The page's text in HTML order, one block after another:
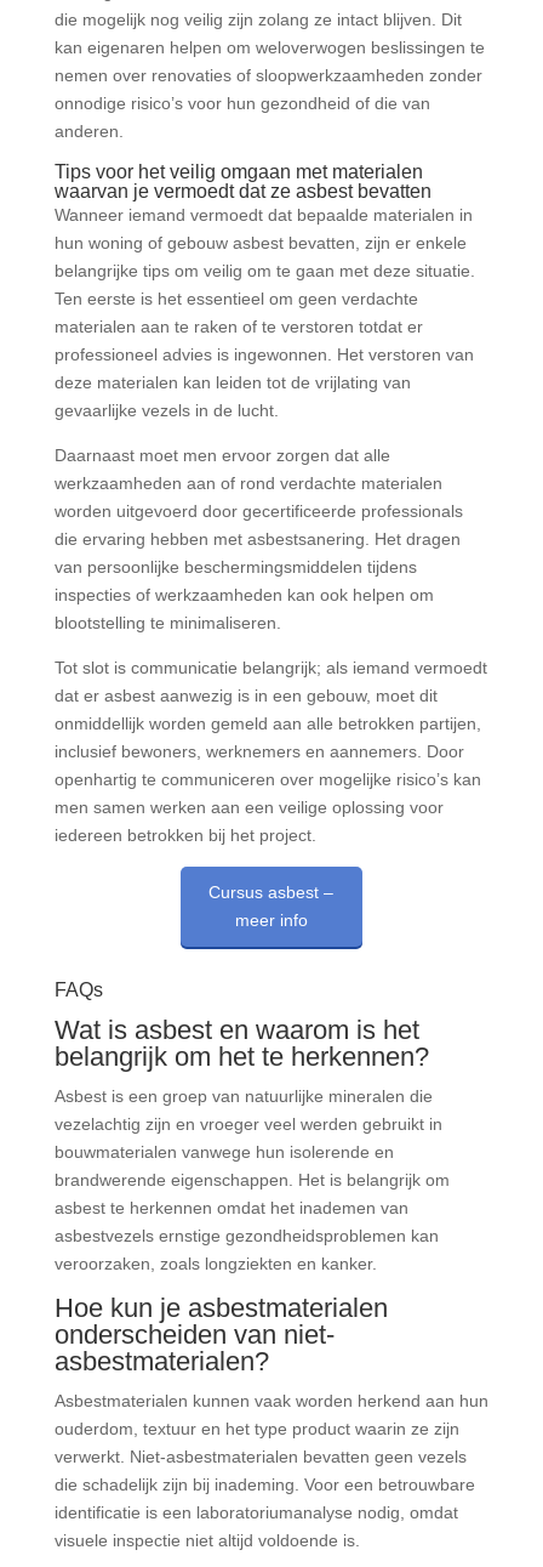
die mogelijk nog veilig zijn zolang ze intact blijven. Dit
kan eigenaren helpen om weloverwogen beslissingen te
nemen over renovaties of sloopwerkzaamheden zonder
onnodige risico’s voor hun gezondheid of die van
anderen.
Tips voor het veilig omgaan met materialen
waarvan je vermoedt dat ze asbest bevatten
Wanneer iemand vermoedt dat bepaalde materialen in
hun woning of gebouw asbest bevatten, zijn er enkele
belangrijke tips om veilig om te gaan met deze situatie.
Ten eerste is het essentieel om geen verdachte
materialen aan te raken of te verstoren totdat er
professioneel advies is ingewonnen. Het verstoren van
deze materialen kan leiden tot de vrijlating van
gevaarlijke vezels in de lucht.
Daarnaast moet men ervoor zorgen dat alle
werkzaamheden aan of rond verdachte materialen
worden uitgevoerd door gecertificeerde professionals
die ervaring hebben met asbestsanering. Het dragen
van persoonlijke beschermingsmiddelen tijdens
inspecties of werkzaamheden kan ook helpen om
blootstelling te minimaliseren.
Tot slot is communicatie belangrijk; als iemand vermoedt
dat er asbest aanwezig is in een gebouw, moet dit
onmiddellijk worden gemeld aan alle betrokken partijen,
inclusief bewoners, werknemers en aannemers. Door
openhartig te communiceren over mogelijke risico’s kan
men samen werken aan een veilige oplossing voor
iedereen betrokken bij het project.
Cursus asbest –
meer info
FAQs
Wat is asbest en waarom is het
belangrijk om het te herkennen?
Asbest is een groep van natuurlijke mineralen die
vezelachtig zijn en vroeger veel werden gebruikt in
bouwmaterialen vanwege hun isolerende en
brandwerende eigenschappen. Het is belangrijk om
asbest te herkennen omdat het inademen van
asbestvezels ernstige gezondheidsproblemen kan
veroorzaken, zoals longziekten en kanker.
Hoe kun je asbestmaterialen
onderscheiden van niet-
asbestmaterialen?
Asbestmaterialen kunnen vaak worden herkend aan hun
ouderdom, textuur en het type product waarin ze zijn
verwerkt. Niet-asbestmaterialen bevatten geen vezels
die schadelijk zijn bij inademing. Voor een betrouwbare
identificatie is een laboratoriumanalyse nodig, omdat
visuele inspectie niet altijd voldoende is.